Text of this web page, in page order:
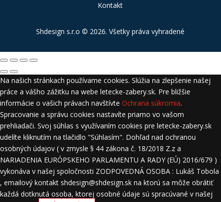
Kontakt
Shdesign s.r.o © 2026. Všetky práva vyhradené
Na našich stránkach používame cookies. Slúžia na zlepšenie našej
práce a vášho zážitku na webe letecke-zabery.sk. Pre bližšie
informácie o vašich právach navštívte Ochrana súkromia.
Spracovanie a správu cookies nastavíte priamo vo vašom
prehliadači. Svoj súhlas s využívaním cookies pre letecke-zabery.sk
udelíte kliknutím na tlačidlo "Súhlasím". Dohľad nad ochranou
osobných údajov ( v zmysle § 44 zákona č. 18/2018 Z.z a
NARIADENIA EURÓPSKEHO PARLAMENTU A RADY (EÚ) 2016/679 )
vykonáva v našej spoločnosti ZODPOVEDNÁ OSOBA : Lukáš Tobola
, emailový kontakt shdesign@shdesign.sk na ktorú sa môže obrátiť
každá dotknutá osoba, ktorej osobné údaje sú spracúvané v našej